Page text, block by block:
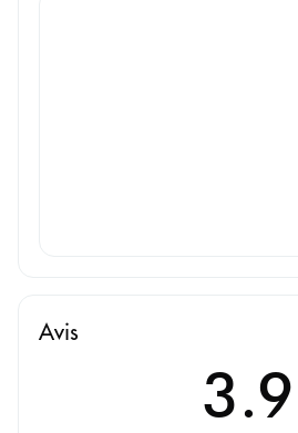
Avis
3.9